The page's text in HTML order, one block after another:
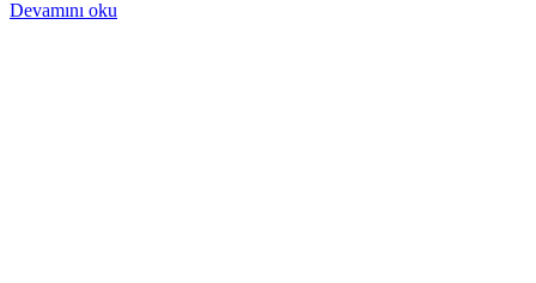
Devamını oku